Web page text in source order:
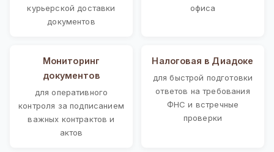
курьерской доставки
документов
офиса
Мониторинг
документов
для оперативного
контроля за подписанием
важных контрактов и
актов
Налоговая в Диадоке
для быстрой подготовки
ответов на требования
ФНС и встречные
проверки